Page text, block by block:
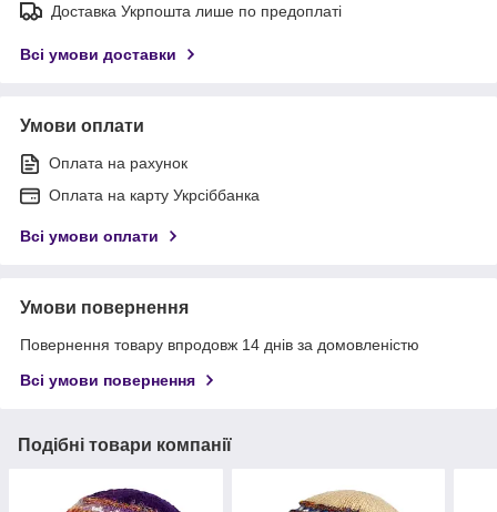
Доставка Укрпошта лише по предоплаті
Всі умови доставки
Умови оплати
Оплата на рахунок
Оплата на карту Укрсіббанка
Всі умови оплати
Умови повернення
Повернення товару впродовж 14 днів за домовленістю
Всі умови повернення
Подібні товари компанії